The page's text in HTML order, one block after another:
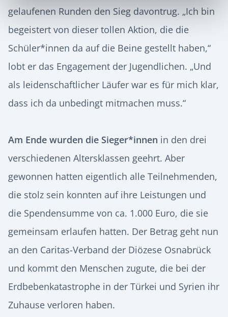
gelaufenen Runden den Sieg davontrug. „Ich bin
begeistert von dieser tollen Aktion, die die
Schüler*innen da auf die Beine gestellt haben,“
lobt er das Engagement der Jugendlichen. „Und
als leidenschaftlicher Läufer war es für mich klar,
dass ich da unbedingt mitmachen muss.“
Am Ende wurden die Sieger*innen in den drei
verschiedenen Altersklassen geehrt. Aber
gewonnen hatten eigentlich alle Teilnehmenden,
die stolz sein konnten auf ihre Leistungen und
die Spendensumme von ca. 1.000 Euro, die sie
gemeinsam erlaufen hatten. Der Betrag geht nun
an den Caritas-Verband der Diözese Osnabrück
und kommt den Menschen zugute, die bei der
Erdbebenkatastrophe in der Türkei und Syrien ihr
Zuhause verloren haben.